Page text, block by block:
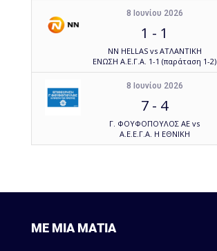
8 Ιουνίου 2026
1 - 1
NN HELLAS vs ΑΤΛΑΝΤΙΚΗ
ΕΝΩΣΗ Α.Ε.Γ.Α. 1-1 (παράταση 1-2)
8 Ιουνίου 2026
7 - 4
Γ. ΦΟΥΦΟΠΟΥΛΟΣ ΑΕ vs
Α.Ε.Ε.Γ.Α. Η ΕΘΝΙΚΗ
ΜΕ ΜΙΑ ΜΑΤΙΑ